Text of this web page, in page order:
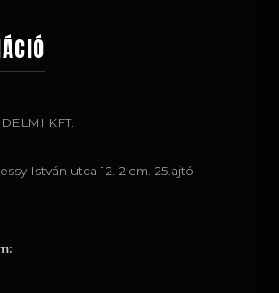
KFT.
István utca 12. 2.em. 25.ajtó